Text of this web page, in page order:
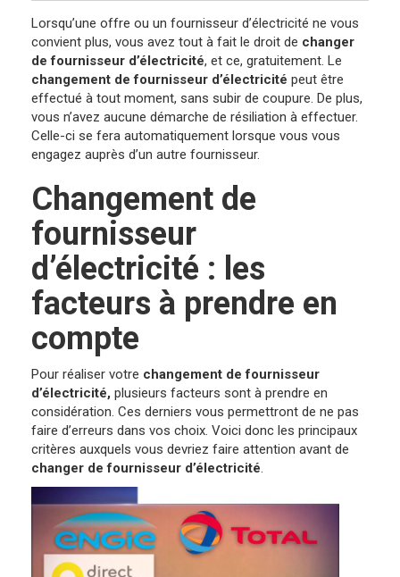
Lorsqu’une offre ou un fournisseur d’électricité ne vous
convient plus, vous avez tout à fait le droit de changer
de fournisseur d’électricité, et ce, gratuitement. Le
changement de fournisseur d’électricité peut être
effectué à tout moment, sans subir de coupure. De plus,
vous n’avez aucune démarche de résiliation à effectuer.
Celle-ci se fera automatiquement lorsque vous vous
engagez auprès d’un autre fournisseur.
Changement de
fournisseur
d’électricité : les
facteurs à prendre en
compte
Pour réaliser votre changement de fournisseur
d’électricité, plusieurs facteurs sont à prendre en
considération. Ces derniers vous permettront de ne pas
faire d’erreurs dans vos choix. Voici donc les principaux
critères auxquels vous devriez faire attention avant de
changer de fournisseur d’électricité.